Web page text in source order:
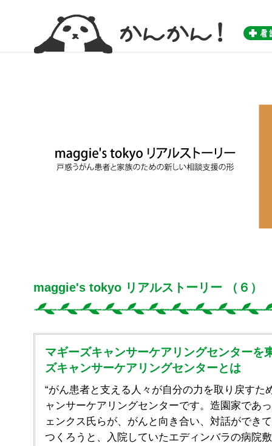
maggie's tokyo リアルストーリー （６）
マギーズキャンサーケアリングセンターを
ズキャンサーケアリングセンターとは
“がん患者と支える人々が自分の力を取り戻すた
ャンサーケアリングセンターです。造園家であ
ェンクス氏らが、がんと向き合い、対話ができ
つくろうと、入院していたエディンバラの病院